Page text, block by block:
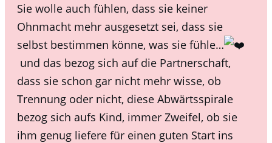
Sie wolle auch fühlen, dass sie keiner
Ohnmacht mehr ausgesetzt sei, dass sie
selbst bestimmen könne, was sie fühle…
und das bezog sich auf die Partnerschaft,
dass sie schon gar nicht mehr wisse, ob
Trennung oder nicht, diese Abwärtsspirale
bezog sich aufs Kind, immer Zweifel, ob sie
ihm genug liefere für einen guten Start ins